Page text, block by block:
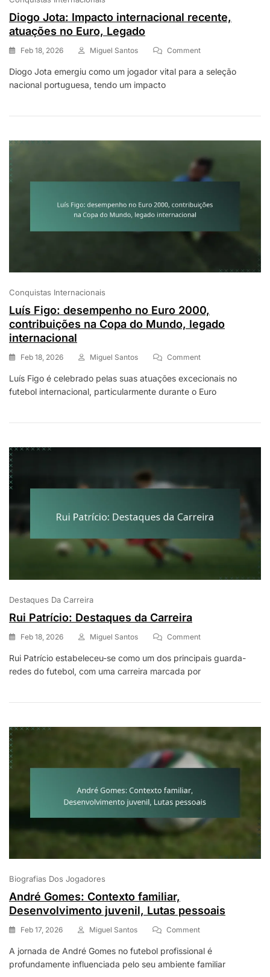
Diogo Jota: Impacto internacional recente,
atuações no Euro, Legado
Feb 18, 2026 Miguel Santos CommentOn
Jota:
Atuações
Euro,
Diogo Jota emergiu como um jogador vital para a seleção
nacional portuguesa, tendo um impacto
Conquistas Internacionais
Luís Figo: desempenho no Euro 2000,
contribuições na Copa do Mundo, legado
internacional
Feb 18, 2026 Miguel Santos CommentOn
Figo:
Desempenho
2000,
Na
Luís Figo é celebrado pelas suas atuações excecionais no
futebol internacional, particularmente durante o Euro
Destaques Da Carreira
Rui Patrício: Destaques da Carreira
Feb 18, 2026 Miguel Santos CommentOn
Patrício:
Destaques
Rui Patrício estabeleceu-se como um dos principais guarda-
redes do futebol, com uma carreira marcada por
Biografias Dos Jogadores
André Gomes: Contexto familiar,
Desenvolvimento juvenil, Lutas pessoais
Feb 17, 2026 Miguel Santos CommentOn
Gomes:
Contexto
A jornada de André Gomes no futebol profissional é
profundamente influenciada pelo seu ambiente familiar